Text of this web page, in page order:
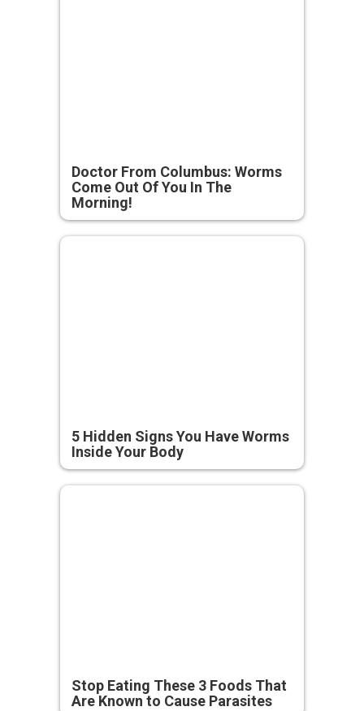
Doctor From Columbus: Worms
Come Out Of You In The
Morning!
5 Hidden Signs You Have Worms
Inside Your Body
Stop Eating These 3 Foods That
Are Known to Cause Parasites